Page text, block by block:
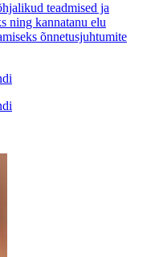
teadmised ja
ning kannatanu elu
õnnetusjuhtumite